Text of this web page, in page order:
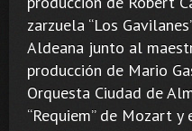
zarzuela “Los
Aldeana junto al
producción de Mario
Orquesta Ciudad de
“Requiem” de Mozart y